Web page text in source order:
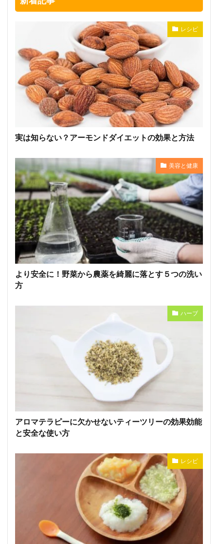
レシピ
実は知らない？アーモンドダイエットの効果と方法
美容と健康
より安全に！野菜から農薬を綺麗に落とす５つの洗い
方
ハーブ
アロマテラピーに欠かせないティーツリーの効果効能
と安全な使い方
レシピ